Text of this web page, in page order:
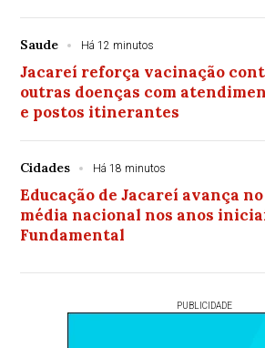
Saude Há 12 minutos
Jacareí reforça vacinação
outras doenças com
e postos itinerantes
Cidades Há 18 minutos
Educação de Jacareí avança
média nacional nos anos
Fundamental
PUBLICIDADE